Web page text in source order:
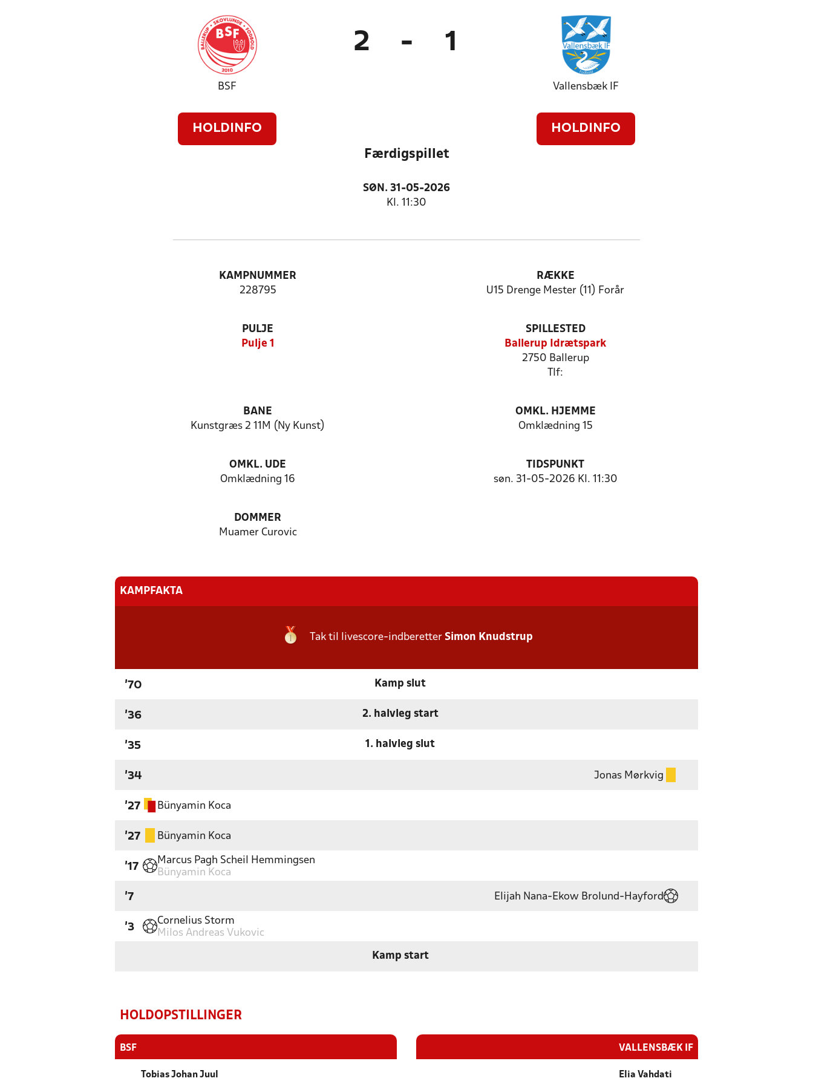
BSF
HOLDINFO
2 - 1
Vallensbæk IF
HOLDINFO
Færdigspillet
SØN. 31-05-2026
Kl. 11:30
KAMPNUMMER
228795
RÆKKE
U15 Drenge Mester (11) Forår
PULJE
Pulje 1
SPILLESTED
Ballerup Idrætspark
2750 Ballerup
Tlf:
BANE
Kunstgræs 2 11M (Ny Kunst)
OMKL. HJEMME
Omklædning 15
OMKL. UDE
Omklædning 16
TIDSPUNKT
søn. 31-05-2026 Kl. 11:30
DOMMER
Muamer Curovic
KAMPFAKTA
Tak til livescore-indberetter Simon Knudstrup
'70 Kamp slut
'36 2. halvleg start
'35 1. halvleg slut
'34 Jonas Mørkvig
'27 Bünyamin Koca
'27 Bünyamin Koca
'17
Marcus Pagh Scheil Hemmingsen
Bünyamin Koca
'7 Elijah Nana-Ekow Brolund-Hayford
'3
Cornelius Storm
Milos Andreas Vukovic
Kamp start
HOLDOPSTILLINGER
BSF
Tobias Johan Juul
VALLENSBÆK IF
Elia Vahdati